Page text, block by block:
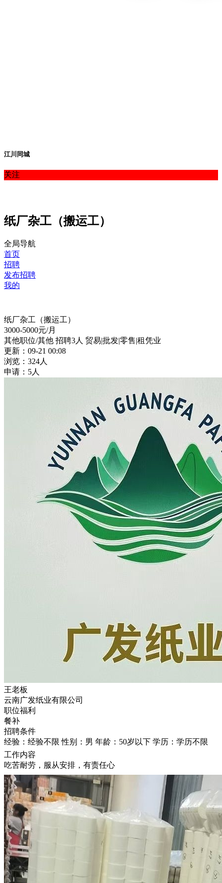
江川同城
关注
纸厂杂工（搬运工）
全局导航
首页
招聘
发布招聘
我的
纸厂杂工（搬运工）
3000-5000元/月
其他职位/其他 招聘3人 贸易|批发|零售|租凭业
更新：09-21 00:08
浏览：324人
申请：5人
王老板
云南广发纸业有限公司
职位福利
餐补
招聘条件
经验：经验不限 性别：男 年龄：50岁以下 学历：学历不限
工作内容
吃苦耐劳，服从安排，有责任心